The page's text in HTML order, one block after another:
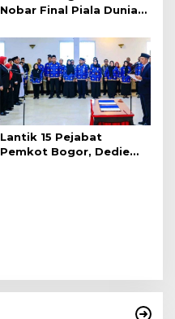
Nobar Final Piala Dunia
Lantik 15 Pejabat
Pemkot Bogor, Dedie